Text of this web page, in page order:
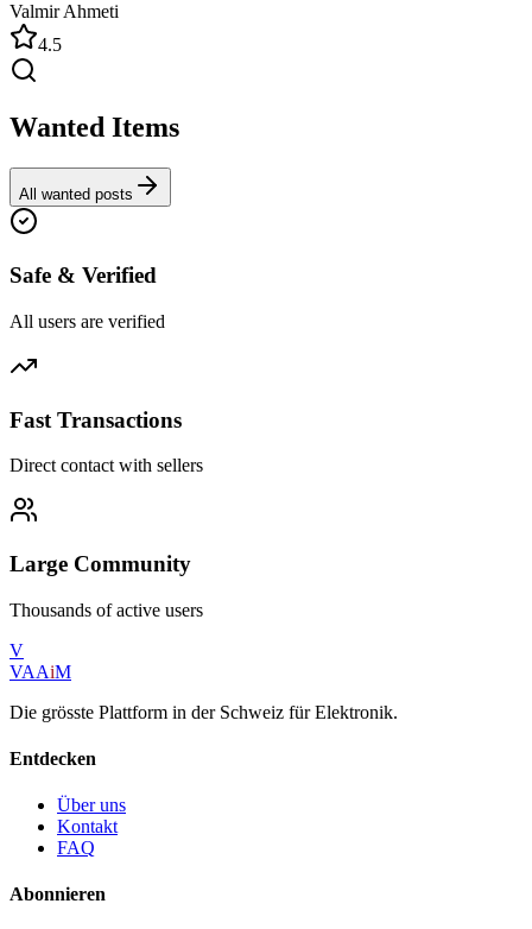
Valmir Ahmeti
4.5
Wanted Items
All wanted posts
Safe & Verified
All users are verified
Fast Transactions
Direct contact with sellers
Large Community
Thousands of active users
V
VAAiM
Die grösste Plattform in der Schweiz für Elektronik.
Entdecken
Über uns
Kontakt
FAQ
Abonnieren